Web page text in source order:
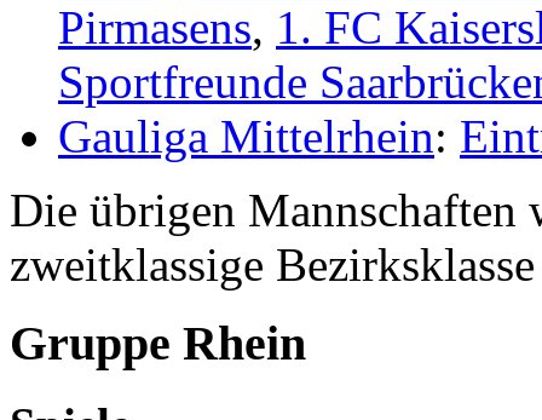
Pirmasens, 1. FC
Sportfreunde
Gauliga Mittelrhein:
Die übrigen
zweitklassige
Gruppe Rhein